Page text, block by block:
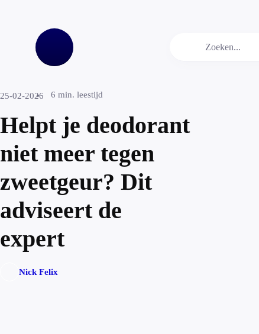
25-02-2026 6 min. leestijd
Helpt je deodorant
niet meer tegen
zweetgeur? Dit
adviseert de
expert
Nick Felix